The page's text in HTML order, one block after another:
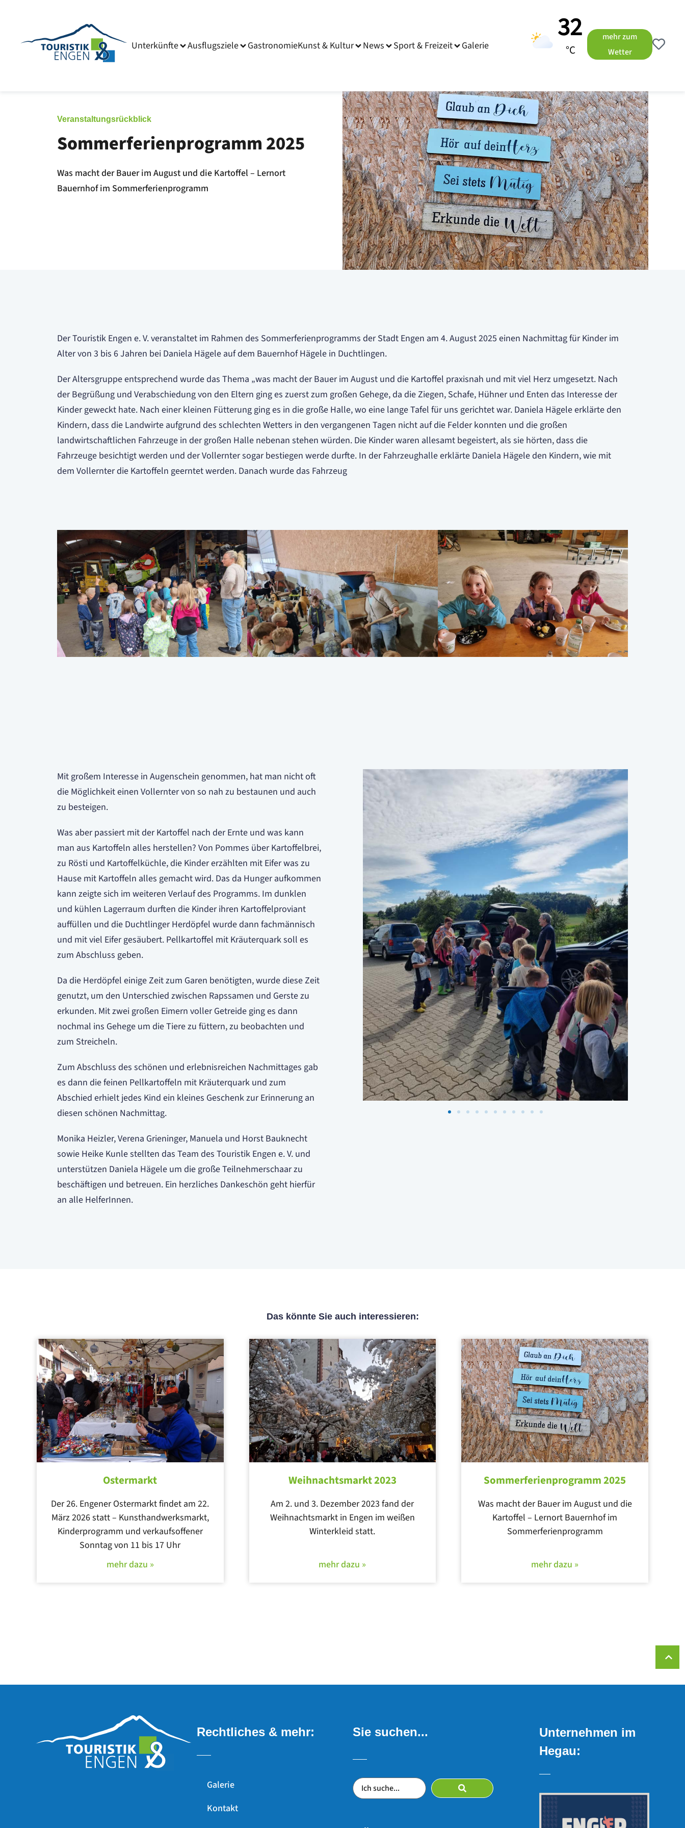
Unterkünfte Ausflugsziele GastronomieKunst & Kultur News Sport & Freizeit Galerie
32
°C
mehr zum
Wetter
Veranstaltungsrückblick
Sommerferienprogramm 2025
Was macht der Bauer im August und die Kartoffel – Lernort
Bauernhof im Sommerferienprogramm
Der Touristik Engen e. V. veranstaltet im Rahmen des Sommerferienprogramms der Stadt Engen am 4. August 2025 einen Nachmittag für Kinder im
Alter von 3 bis 6 Jahren bei Daniela Hägele auf dem Bauernhof Hägele in Duchtlingen.
Der Altersgruppe entsprechend wurde das Thema „was macht der Bauer im August und die Kartoffel praxisnah und mit viel Herz umgesetzt. Nach
der Begrüßung und Verabschiedung von den Eltern ging es zuerst zum großen Gehege, da die Ziegen, Schafe, Hühner und Enten das Interesse der
Kinder geweckt hate. Nach einer kleinen Fütterung ging es in die große Halle, wo eine lange Tafel für uns gerichtet war. Daniela Hägele erklärte den
Kindern, dass die Landwirte aufgrund des schlechten Wetters in den vergangenen Tagen nicht auf die Felder konnten und die großen
landwirtschaftlichen Fahrzeuge in der großen Halle nebenan stehen würden. Die Kinder waren allesamt begeistert, als sie hörten, dass die
Fahrzeuge besichtigt werden und der Vollernter sogar bestiegen werde durfte. In der Fahrzeughalle erklärte Daniela Hägele den Kindern, wie mit
dem Vollernter die Kartoffeln geerntet werden. Danach wurde das Fahrzeug
Mit großem Interesse in Augenschein genommen, hat man nicht oft
die Möglichkeit einen Vollernter von so nah zu bestaunen und auch
zu besteigen.
Was aber passiert mit der Kartoffel nach der Ernte und was kann
man aus Kartoffeln alles herstellen? Von Pommes über Kartoffelbrei,
zu Rösti und Kartoffelküchle, die Kinder erzählten mit Eifer was zu
Hause mit Kartoffeln alles gemacht wird. Das da Hunger aufkommen
kann zeigte sich im weiteren Verlauf des Programms. Im dunklen
und kühlen Lagerraum durften die Kinder ihren Kartoffelproviant
auffüllen und die Duchtlinger Herdöpfel wurde dann fachmännisch
und mit viel Eifer gesäubert. Pellkartoffel mit Kräuterquark soll es
zum Abschluss geben.
Da die Herdöpfel einige Zeit zum Garen benötigten, wurde diese Zeit
genutzt, um den Unterschied zwischen Rapssamen und Gerste zu
erkunden. Mit zwei großen Eimern voller Getreide ging es dann
nochmal ins Gehege um die Tiere zu füttern, zu beobachten und
zum Streicheln.
Zum Abschluss des schönen und erlebnisreichen Nachmittages gab
es dann die feinen Pellkartoffeln mit Kräuterquark und zum
Abschied erhielt jedes Kind ein kleines Geschenk zur Erinnerung an
diesen schönen Nachmittag.
Monika Heizler, Verena Grieninger, Manuela und Horst Bauknecht
sowie Heike Kunle stellten das Team des Touristik Engen e. V. und
unterstützen Daniela Hägele um die große Teilnehmerschaar zu
beschäftigen und betreuen. Ein herzliches Dankeschön geht hierfür
an alle HelferInnen.
Das könnte Sie auch interessieren:
Ostermarkt
Der 26. Engener Ostermarkt findet am 22.
März 2026 statt – Kunsthandwerksmarkt,
Kinderprogramm und verkaufsoffener
Sonntag von 11 bis 17 Uhr
mehr dazu »
Weihnachtsmarkt 2023
Am 2. und 3. Dezember 2023 fand der
Weihnachtsmarkt in Engen im weißen
Winterkleid statt.
mehr dazu »
Sommerferienprogramm 2025
Was macht der Bauer im August und die
Kartoffel – Lernort Bauernhof im
Sommerferienprogramm
mehr dazu »
Rechtliches & mehr:
Galerie
Kontakt
Sie suchen...
Unternehmen im
Hegau: